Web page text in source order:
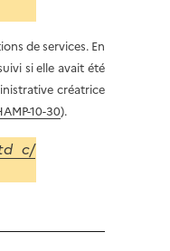
de services. En
si elle avait été
créatrice
10-30).
c/